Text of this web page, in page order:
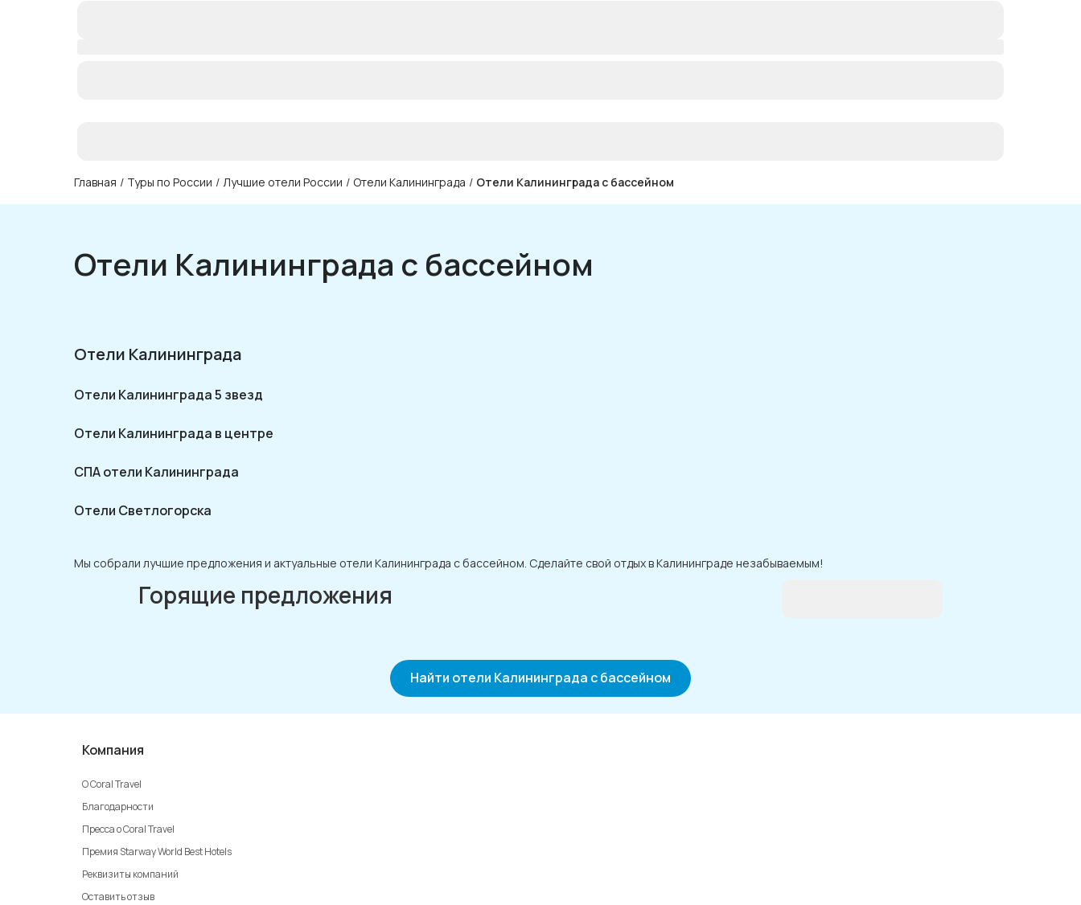
Главная / Туры по России / Лучшие отели России / Отели Калининграда / Отели Калининграда с бассейном
Отели Калининграда с бассейном
Отели Калининграда
Отели Калининграда 5 звезд
Отели Калининграда в центре
СПА отели Калининграда
Отели Светлогорска
Мы собрали лучшие предложения и актуальные отели Калининграда с бассейном. Сделайте свой отдых в Калининграде незабываемым!
Горящие предложения
Найти отели Калининграда с бассейном
Компания
О Coral Travel
Благодарности
Пресса о Coral Travel
Премия Starway World Best Hotels
Реквизиты компаний
Оставить отзыв